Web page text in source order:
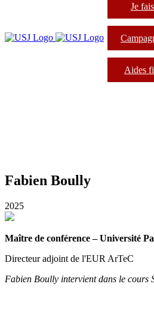
Je
Aides
Fabien Boully
2025
Maître de conférence – Université
Directeur adjoint de l'EUR ArTeC
Fabien Boully intervient dans le cours